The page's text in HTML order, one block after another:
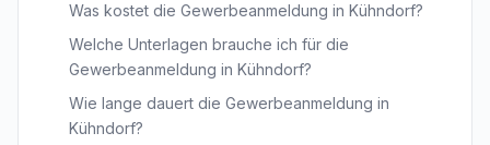
Was kostet die Gewerbeanmeldung in Kühndorf?
Welche Unterlagen brauche ich für die
Gewerbeanmeldung in Kühndorf?
Wie lange dauert die Gewerbeanmeldung in
Kühndorf?